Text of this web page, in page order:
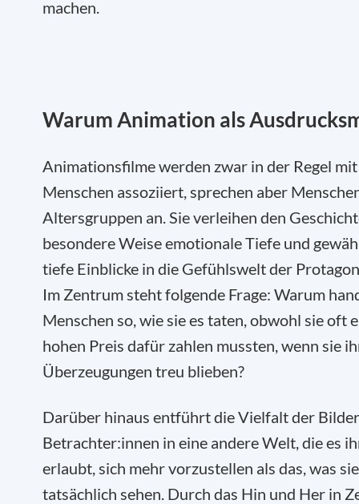
machen.
Warum Animation als
Animationsfilme werden zwar in der Regel
Menschen assoziiert, sprechen aber
Altersgruppen an. Sie verleihen den
besondere Weise emotionale Tiefe und
tiefe Einblicke in die Gefühlswelt der
Im Zentrum steht folgende Frage: Warum
Menschen so, wie sie es taten, obwohl sie oft
hohen Preis dafür zahlen mussten, wenn sie
Überzeugungen treu blieben?
Darüber hinaus entführt die Vielfalt der
Betrachter:innen in eine andere Welt, die es
erlaubt, sich mehr vorzustellen als das, was sie
tatsächlich sehen. Durch das Hin und Her in